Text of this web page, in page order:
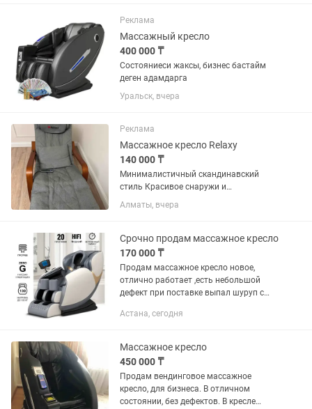
таймером, вибрацией и...
Реклама
Массажный кресло
400 000 ₸
Состояниеси жаксы, бизнес бастайм
деген адамдарга
Уральск, вчера
Реклама
Массажное кресло Relaxy
140 000 ₸
Минималистичный скандинавский
стиль Красивое снаружи и
продуманное внутри, кресло-качалка
Delta L делает поэтапный массаж с
массажных роликов в области шеи,
устраняет боль и...
Алматы, вчера
Срочно продам массажное кресло
170 000 ₸
Продам массажное кресло новое,
отлично работает ,есть небольшой
дефект при поставке выпал шуруп с
установить ,это работе не мешает.20
Астана, сегодня
Массажное кресло
450 000 ₸
Продам вендинговое массажное
кресло, для бизнеса. В отличном
состоянии, без дефектов. В кресле